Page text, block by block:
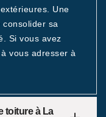
Une
sa
Si vous avez
vous adresser à
toiture à La